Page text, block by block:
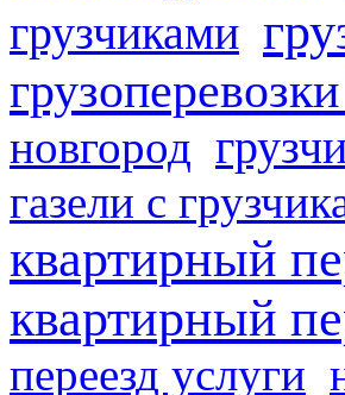
грузчиками
новгород
газели с
квартирный
квартирный
переезд услуги